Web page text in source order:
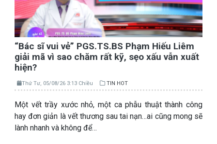
“Bác sĩ vui vẻ” PGS.TS.BS Phạm Hiếu Liêm
giải mã vì sao chăm rất kỹ, sẹo xấu vẫn xuất
hiện?
Thứ Tư, 05/08/26 3:13 Chiều TIN HOT
Một vết trầy xước nhỏ, một ca phẫu thuật thành công
hay đơn giản là vết thương sau tai nạn…ai cũng mong sẽ
lành nhanh và không để…